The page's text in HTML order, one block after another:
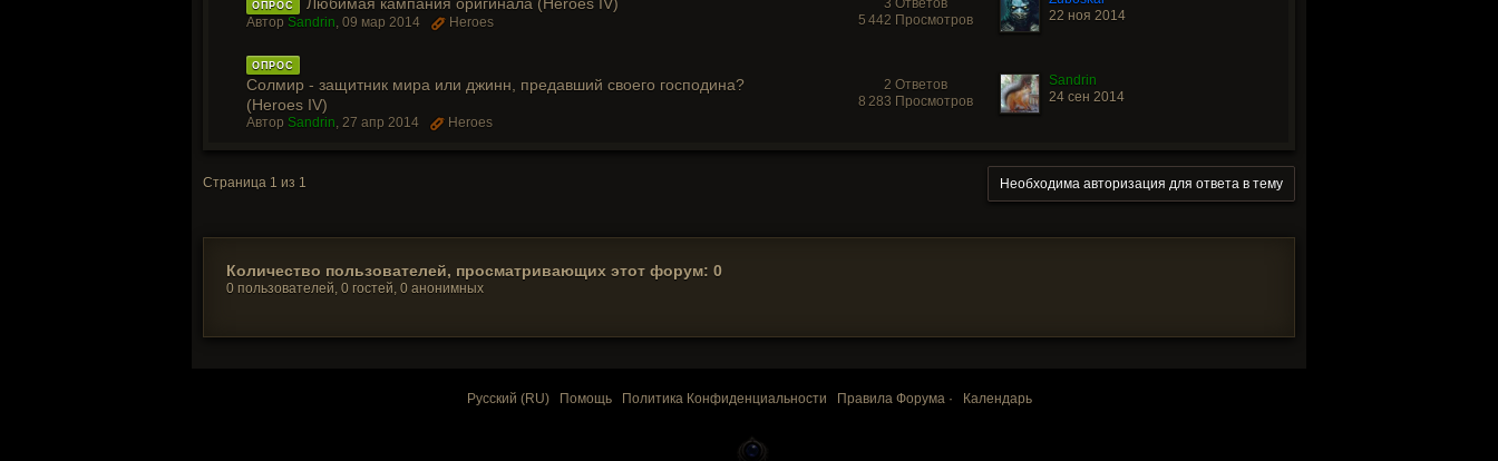
ОПРОС
Автор Sandrin, 09 мар 2014 Heroes
3 Ответов
5 442 Просмотров
22 ноя 2014
ОПРОС
Солмир - защитник мира или джинн, предавший своего господина?
(Heroes IV)
Автор Sandrin, 27 апр 2014 Heroes
2 Ответов
8 283 Просмотров
Sandrin
24 сен 2014
Страница 1 из 1 Необходима авторизация для ответа в тему
Количество пользователей, просматривающих этот форум: 0
0 пользователей, 0 гостей, 0 анонимных
Русский (RU) Помощь Политика Конфиденциальности Правила Форума· Календарь